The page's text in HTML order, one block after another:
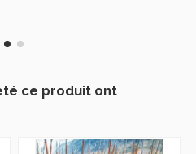
ce produit ont